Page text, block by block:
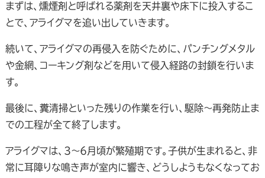
まずは、燻煙剤と呼ばれる薬剤を天井裏や床下に投入するこ
とで、アライグマを追い出していきます。
続いて、アライグマの再侵入を防ぐために、パンチングメタル
や金網、コーキング剤などを用いて侵入経路の封鎖を行いま
す。
最後に、糞清掃といった残りの作業を行い、駆除～再発防止ま
での工程が全て終了します。
アライグマは、3～6月頃が繁殖期です。子供が生まれると、非
常に耳障りな鳴き声が室内に響き、どうしようもなくなってお